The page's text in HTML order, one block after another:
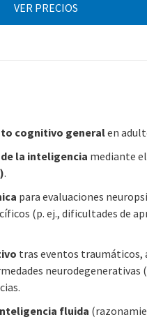
VER PRECIOS
cognitivo generalen
la inteligencia mediante
.
para evaluaciones
(p. ej., dificultades de
tras eventos traumáticos,
neurodegenerativas
fluida